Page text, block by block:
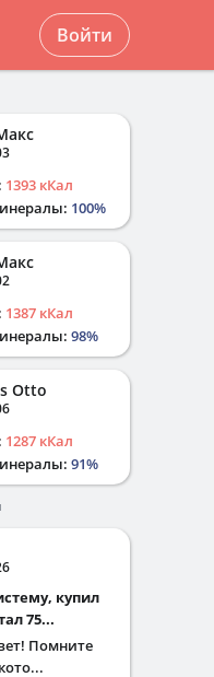
Войти
1393 кКал
100%
1387 кКал
98%
Otto
1287 кКал
91%
75...
Помните